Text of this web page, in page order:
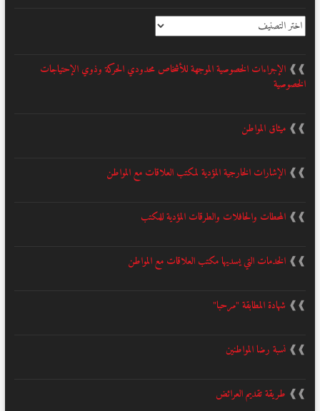
التصنيف
❱❱ الإجراءات الخصوصية الموجهة للأشخاص محدودي الحركة وذوي الإحتياجات
الخصوصية
❱❱ ميثاق المواطن
❱❱ الإشارات الخارجية المؤدية لمكتب العلاقات مع المواطن
❱❱ المحطات والحافلات والطرقات المؤدية للمكتب
❱❱ الخدمات التي يسديها مكتب العلاقات مع المواطن
❱❱ شهادة المطابقة "مرحبا"
❱❱ نسبة رضا المواطنين
❱❱ طريقة تقديم العرائض